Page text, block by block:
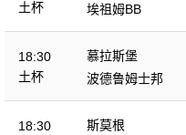
土杯
埃祖姆BB
18:30
土杯
慕拉斯堡
波德鲁姆士邦
18:30
斯莫根